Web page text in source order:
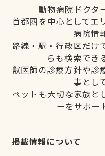
動物病院ドクタ
首都圏を中心としてエ
病院情
路線・駅・行政区だけ
らも検索でき
獣医師の診療方針や診
事とし
ペットも大切な家族と
ーをサポー
掲載情報について